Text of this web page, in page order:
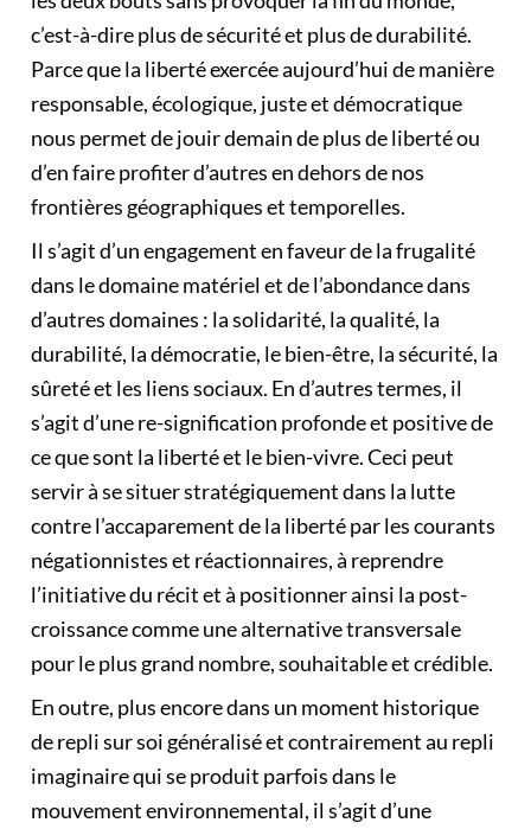
c’est-à-dire plus de sécurité et plus de durabilité.
Parce que la liberté exercée aujourd’hui de manière
responsable, écologique, juste et démocratique
nous permet de jouir demain de plus de liberté ou
d’en faire profiter d’autres en dehors de nos
frontières géographiques et temporelles.
Il s’agit d’un engagement en faveur de la frugalité
dans le domaine matériel et de l’abondance dans
d’autres domaines : la solidarité, la qualité, la
durabilité, la démocratie, le bien-être, la sécurité, la
sûreté et les liens sociaux. En d’autres termes, il
s’agit d’une re-signification profonde et positive de
ce que sont la liberté et le bien-vivre. Ceci peut
servir à se situer stratégiquement dans la lutte
contre l’accaparement de la liberté par les courants
négationnistes et réactionnaires, à reprendre
l’initiative du récit et à positionner ainsi la post-
croissance comme une alternative transversale
pour le plus grand nombre, souhaitable et crédible.
En outre, plus encore dans un moment historique
de repli sur soi généralisé et contrairement au repli
imaginaire qui se produit parfois dans le
mouvement environnemental, il s’agit d’une